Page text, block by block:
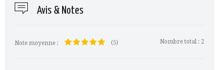
Avis & Notes
Note moyenne : (5) Nombre total : 2